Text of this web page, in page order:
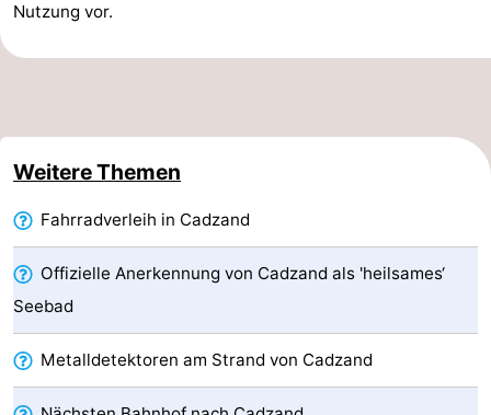
Route
-
Adressen
Region
Walcheren
-
Veere
-
Nutzung vor.
Weitere Themen
Fahrradverleih in Cadzand
Offizielle Anerkennung von Cadzand als 'heilsames‘
Seebad
Metalldetektoren am Strand von Cadzand